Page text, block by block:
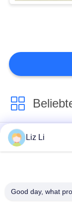
Luft-
Luft-
Schock
BENZluft-
Liz Li
Good day, what